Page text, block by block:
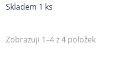
Skladem 1 ks
Zobrazuji 1–4 z 4 položek